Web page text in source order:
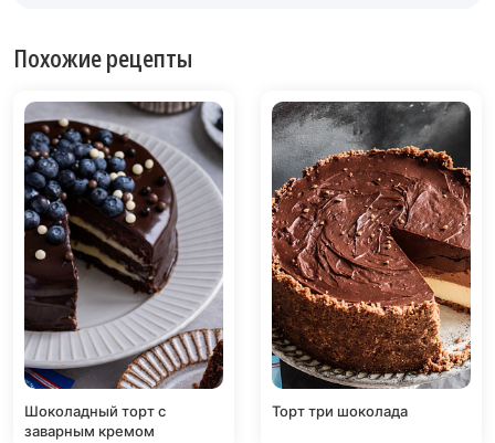
Похожие рецепты
Шоколадный торт с
заварным кремом
Торт три шоколада